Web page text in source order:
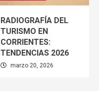
RADIOGRAFÍA DEL
TURISMO EN
CORRIENTES:
TENDENCIAS 2026
marzo 20, 2026